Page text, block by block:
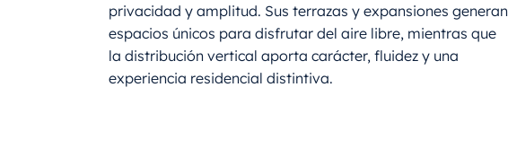
privacidad y amplitud. Sus terrazas y expansiones generan
espacios únicos para disfrutar del aire libre, mientras que
la distribución vertical aporta carácter, fluidez y una
experiencia residencial distintiva.